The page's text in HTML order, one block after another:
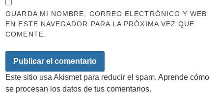
GUARDA MI NOMBRE, CORREO ELECTRÓNICO Y WEB
EN ESTE NAVEGADOR PARA LA PRÓXIMA VEZ QUE
COMENTE.
Este sitio usa Akismet para reducir el spam.Aprende cómo
se procesan los datos de tus comentarios.